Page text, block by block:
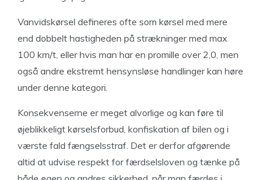
Vanvidskørsel defineres ofte som kørsel med mere
end dobbelt hastigheden på strækninger med max
100 km/t, eller hvis man har en promille over 2,0, men
også andre ekstremt hensynsløse handlinger kan høre
under denne kategori.
Konsekvenserne er meget alvorlige og kan føre til
øjeblikkeligt kørselsforbud, konfiskation af bilen og i
værste fald fængselsstraf. Det er derfor afgørende
altid at udvise respekt for færdselsloven og tænke på